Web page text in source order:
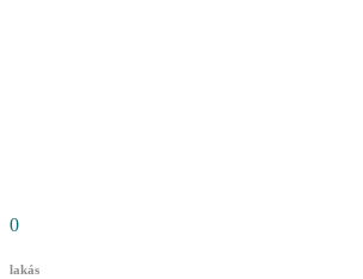
0
lakás